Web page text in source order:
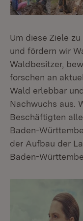
Um diese Ziele
und fördern wir
Waldbesitzer,
forschen an
Wald erlebbar
Nachwuchs aus.
Beschäftigten
Baden-
der Aufbau der
Baden-